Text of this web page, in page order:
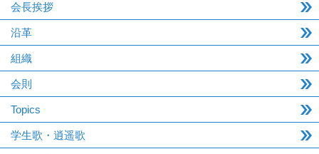
会長挨拶
沿革
組織
会則
Topics
学生歌・逍遥歌